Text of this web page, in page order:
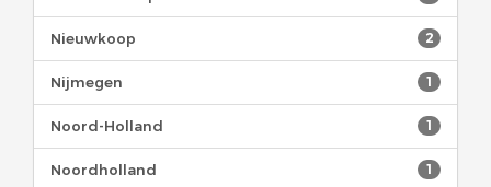
2
Nieuwkoop
1
Nijmegen
1
Noord-Holland
1
Noordholland